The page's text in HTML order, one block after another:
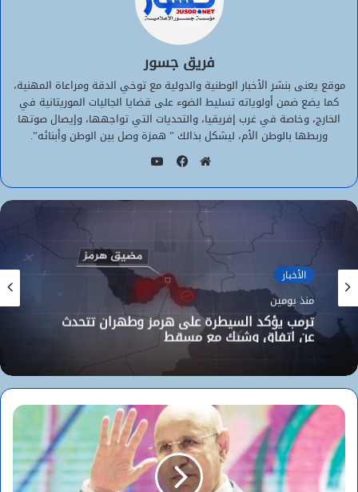
فريق جسور
موقع يعنى بنشر الأخبار الوطنية والدولية مع توخي الدقة ومراعاة المهنية،
كما يضع ضمن أولوياته تسليط الضوء على قضايا الجاليات الموريتانية في
الخارج، وخاصة في غرب إفريقيا، والتحديات التي تواجهها، وإيصال صوتها
وربطها بالوطن الأم، ليشكل بذالك ” همزة وصل بين الوطن وأبنائه”.
الويب
الأخبار
منذ يومين
ترمب يؤكد السيطرة على هرمز وطهران تتحدث
عن اتفاق وشيك مع مسقط
الأخبار
منذ يومين
الوزير الأول المختار ولد اجاي يستقبل السفير